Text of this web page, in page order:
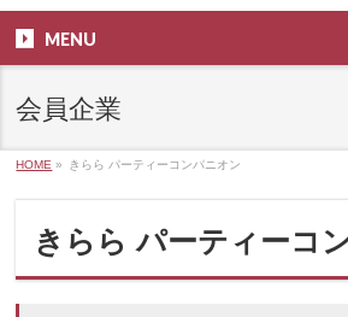
MENU
会員企業
HOME » きらら パーティーコンパニオン
きらら パーティーコ